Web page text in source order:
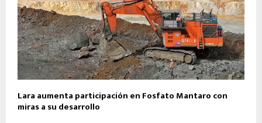
Lara aumenta participación en Fosfato Mantaro con
miras a su desarrollo